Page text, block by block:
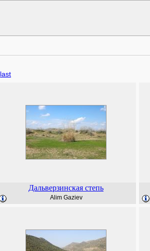
last
Дальверзинская степь
Alim Gaziev